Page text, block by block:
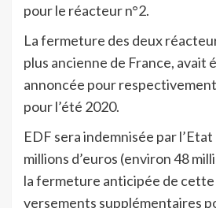
pour le réacteur n°2.
La fermeture des deux
plus ancienne de France, avait
annoncée pour
pour l’été 2020.
EDF sera indemnisée par
millions d’euros (environ 48
la fermeture anticipée de
versements supplémentaires